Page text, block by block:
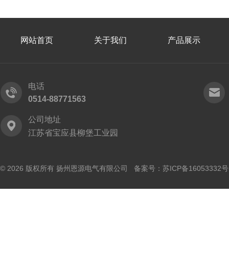
网站首页 关于我们 产品展示
电话
0514-88771563
公司地址
江苏省宝应县柳堡工业园
© 2026 版权所有 扬州恩源电气有限公司 备案号： 苏ICP备16053332